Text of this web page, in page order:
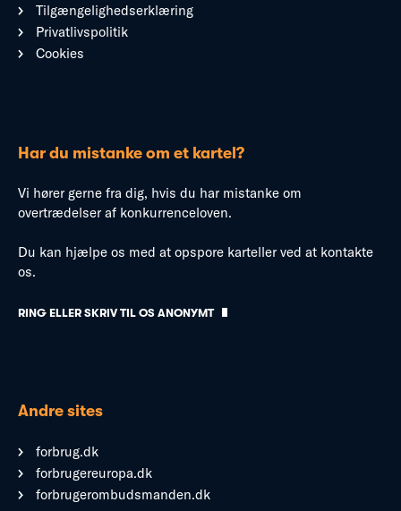
Tilgængelighedserklæring
Privatlivspolitik
Cookies
Har du mistanke om et kartel?
Vi hører gerne fra dig, hvis du har mistanke om
overtrædelser af konkurrenceloven.
Du kan hjælpe os med at opspore karteller ved at kontakte
os.
RING ELLER SKRIV TIL OS ANONYMT
Andre sites
forbrug.dk
forbrugereuropa.dk
forbrugerombudsmanden.dk